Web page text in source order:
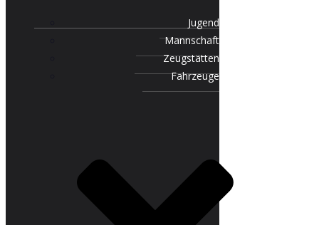
Jugend
Mannschaft
Zeugstätten
Fahrzeuge